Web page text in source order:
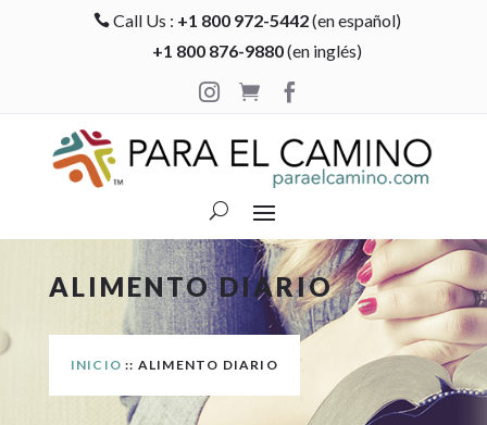
 Call Us : +1 800 972-5442(en español)
+1 800 876-9880(en inglés)

 
ALIMENTO DIARIO
INICIO :: ALIMENTO DIARIO